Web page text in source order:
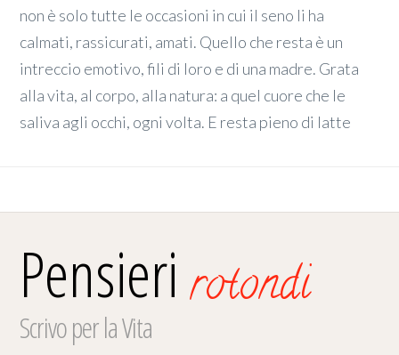
non è solo tutte le occasioni in cui il seno li ha
calmati, rassicurati, amati. Quello che resta è un
intreccio emotivo, fili di loro e di una madre. Grata
alla vita, al corpo, alla natura: a quel cuore che le
saliva agli occhi, ogni volta. E resta pieno di latte
Pensierirotondi
Scrivo per la Vita